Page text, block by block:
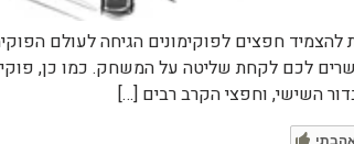
להצמיד חפצים לפוקימונים הגיחה לעולם
לכם לקחת שליטה על המשחק. כמו כן,
השישי, וחפצי הקרב רבים […]